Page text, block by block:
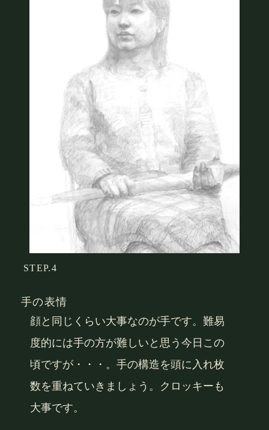
STEP.4
手の表情
顔と同じくらい大事なのが手です。難易
度的には手の方が難しいと思う今日この
頃ですが・・・。手の構造を頭に入れ枚
数を重ねていきましょう。クロッキーも
大事です。